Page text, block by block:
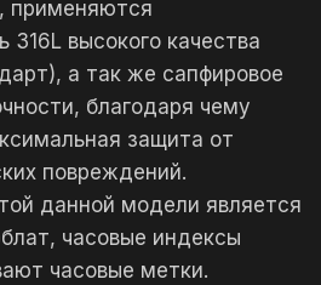
применяются
высокого качества
а так же сапфировое
благодаря чему
защита от
повреждений.
данной модели является
часовые индексы
часовые метки.